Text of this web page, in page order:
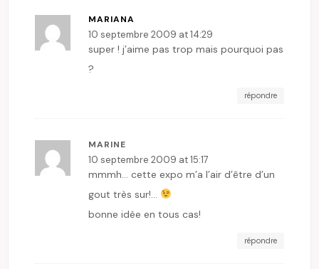
MARIANA
10 septembre 2009 at 14:29
super ! j’aime pas trop mais pourquoi pas
?
répondre
MARINE
10 septembre 2009 at 15:17
mmmh… cette expo m’a l’air d’être d’un
gout très sur!…
bonne idée en tous cas!
répondre